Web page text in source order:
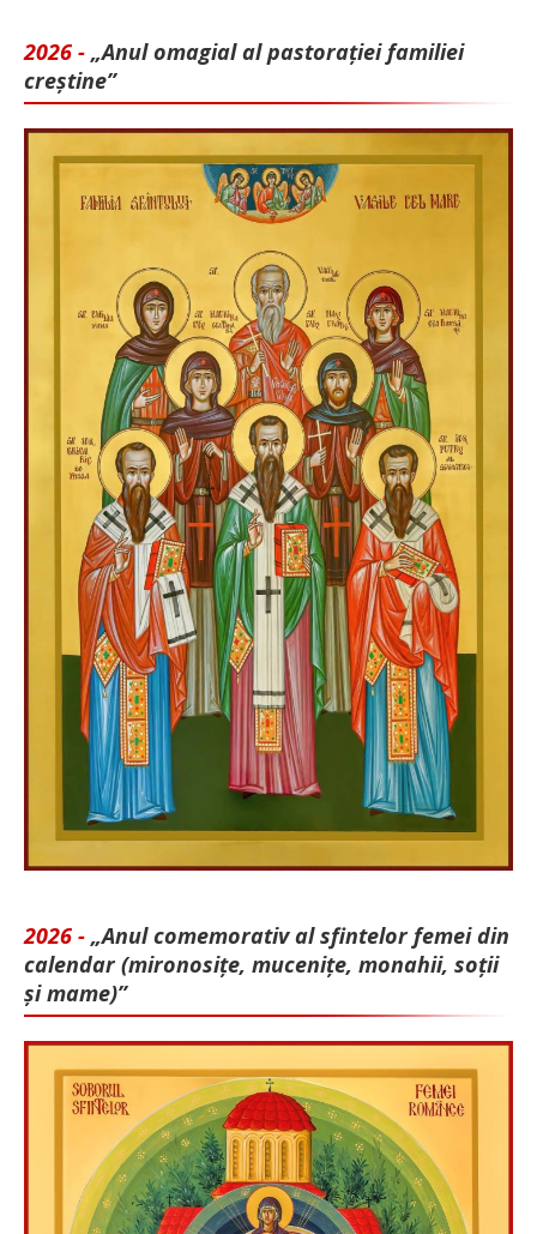
2026 - „Anul omagial al pastorației familiei
creștine”
2026 - „Anul comemorativ al sfintelor femei din
calendar (mironosițe, mu­cenițe, monahii, soții
și mame)”